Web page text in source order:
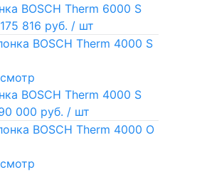
BOSCH Therm 6000 S
175 816 руб. / шт
BOSCH Therm 4000 S
000 руб. / шт